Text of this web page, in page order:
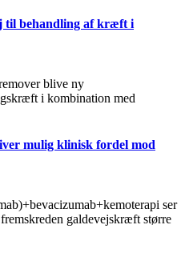
til behandling af kræft i
blive ny
i kombination med
mulig klinisk fordel mod
ser
galdevejskræft større